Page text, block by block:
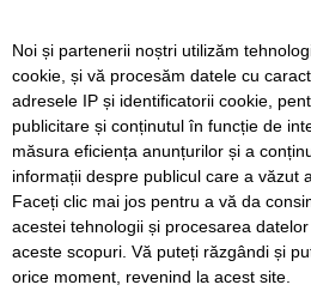
A vândut anvelope și piese auto
declarat veniturile. Prejudiciu de
Live-uri obscene urmărite de peste
bărbați din Timiș au fost reținuți
SERVICII Redactia
Folosinta
Noi și partenerii noștri utilizăm
cookie, și vă procesăm datele cu
adresele IP și identificatorii cookie,
publicitare și conținutul în funcție de
măsura eficiența anunțurilor și a
informații despre publicul care a văzut
Faceți clic mai jos pentru a vă da
acestei tehnologii și procesarea
aceste scopuri. Vă puteți răzgândi și
orice moment, revenind la acest site.